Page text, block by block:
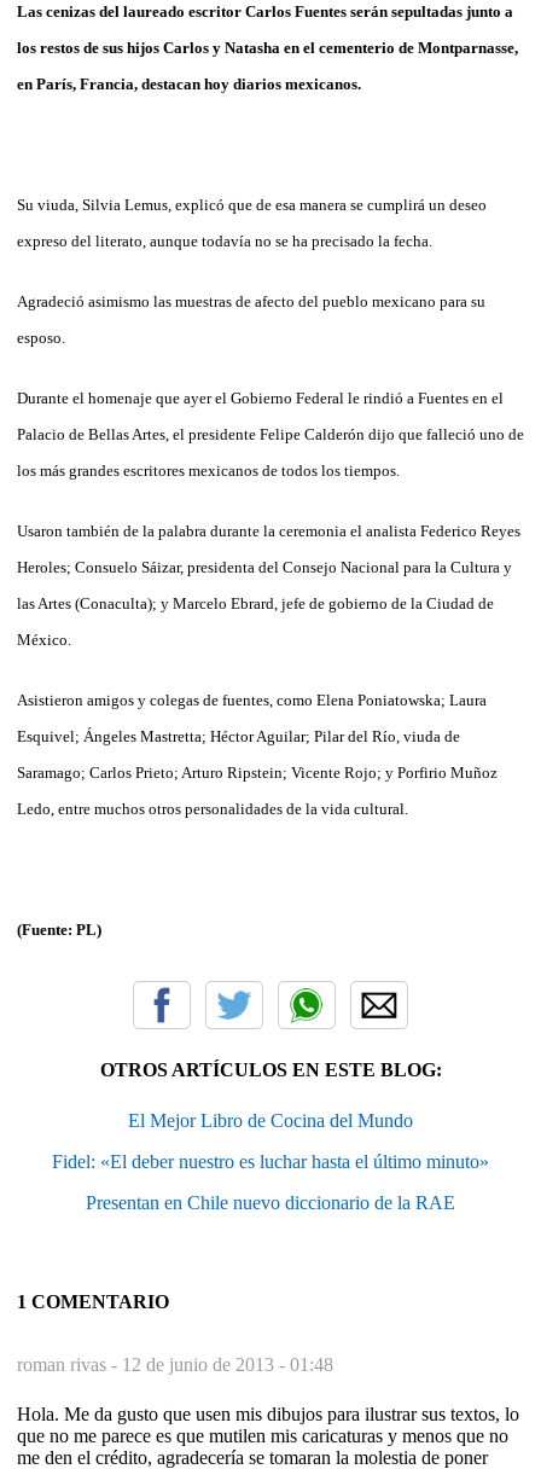
Las cenizas del laureado escritor Carlos Fuentes serán sepultadas junto a
los restos de sus hijos Carlos y Natasha en el cementerio de Montparnasse,
en París, Francia, destacan hoy diarios mexicanos.
Su viuda, Silvia Lemus, explicó que de esa manera se cumplirá un deseo
expreso del literato, aunque todavía no se ha precisado la fecha.
Agradeció asimismo las muestras de afecto del pueblo mexicano para su
esposo.
Durante el homenaje que ayer el Gobierno Federal le rindió a Fuentes en el
Palacio de Bellas Artes, el presidente Felipe Calderón dijo que falleció uno de
los más grandes escritores mexicanos de todos los tiempos.
Usaron también de la palabra durante la ceremonia el analista Federico Reyes
Heroles; Consuelo Sáizar, presidenta del Consejo Nacional para la Cultura y
las Artes (Conaculta); y Marcelo Ebrard, jefe de gobierno de la Ciudad de
México.
Asistieron amigos y colegas de fuentes, como Elena Poniatowska; Laura
Esquivel; Ángeles Mastretta; Héctor Aguilar; Pilar del Río, viuda de
Saramago; Carlos Prieto; Arturo Ripstein; Vicente Rojo; y Porfirio Muñoz
Ledo, entre muchos otros personalidades de la vida cultural.
(Fuente: PL)
OTROS ARTÍCULOS EN ESTE BLOG:
El Mejor Libro de Cocina del Mundo
Fidel: «El deber nuestro es luchar hasta el último minuto»
Presentan en Chile nuevo diccionario de la RAE
1 COMENTARIO
roman rivas - 12 de junio de 2013 - 01:48
Hola. Me da gusto que usen mis dibujos para ilustrar sus textos, lo
que no me parece es que mutilen mis caricaturas y menos que no
me den el crédito, agradecería se tomaran la molestia de poner